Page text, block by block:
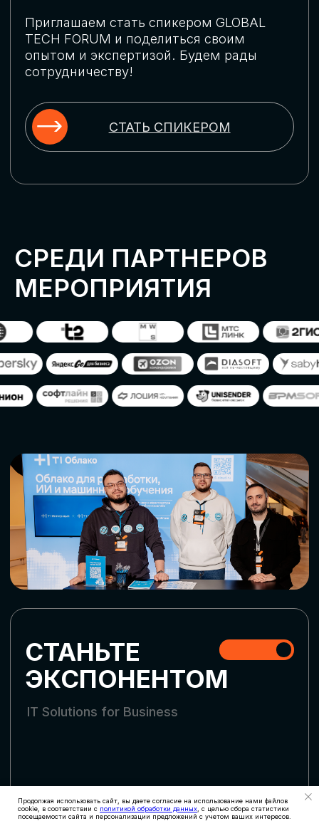
Продолжая использовать сайт, вы даете согласие на использование нами файлов
cookie, в соответствии с политикой обработки данных , с целью сбора статистики
посещаемости сайта и персонализации предложений с учетом ваших интересов.
ОСТАВИТЬ
ЗАЯВКУ
СТАТЬ ПАРТНЕРОМ
СКАЧАТЬ ПРОГРАММУ
СТАТЬ СПИКЕРОМ
Оставьте заявку, наши менеджеры
СТАТЬ УЧАСТНИКОМ